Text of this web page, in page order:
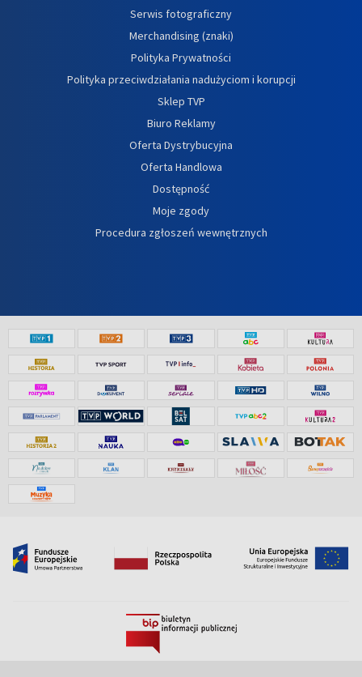
Serwis fotograficzny
Merchandising (znaki)
Polityka Prywatności
Polityka przeciwdziałania nadużyciom i korupcji
Sklep TVP
Biuro Reklamy
Oferta Dystrybucyjna
Oferta Handlowa
Dostępność
Moje zgody
Procedura zgłoszeń wewnętrznych